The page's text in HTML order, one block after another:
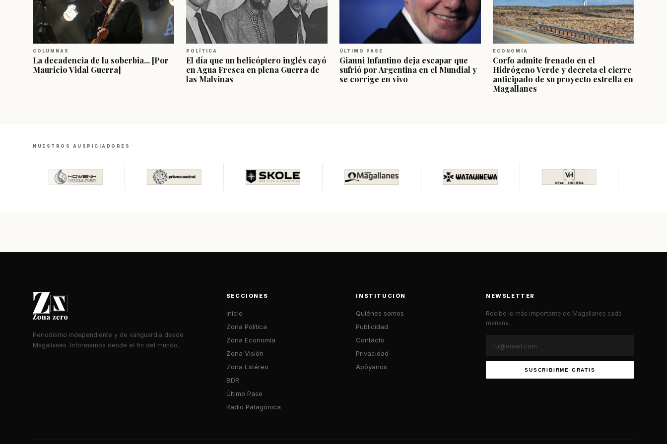
COLUMNAS
La decadencia de la soberbia... [Por
Mauricio Vidal Guerra]
POLÍTICA
El día que un helicóptero inglés cayó
en Agua Fresca en plena Guerra de
las Malvinas
ÚLTIMO PASE
Gianni Infantino deja escapar que
sufrió por Argentina en el Mundial y
se corrige en vivo
ECONOMÍA
Corfo admite frenado en el
Hidrógeno Verde y decreta el cierre
anticipado de su proyecto estrella en
Magallanes
NUESTROS AUSPICIADORES
Periodismo independiente y de vanguardia desde
Magallanes. Informamos desde el fin del mundo.
SECCIONES
Inicio
Zona Política
Zona Economía
Zona Visión
Zona Estéreo
BDR
Último Pase
Radio Patagónica
INSTITUCIÓN
Quiénes somos
Publicidad
Contacto
Privacidad
Apóyanos
NEWSLETTER
Recibe lo más importante de Magallanes cada
mañana.
SUSCRIBIRME GRATIS